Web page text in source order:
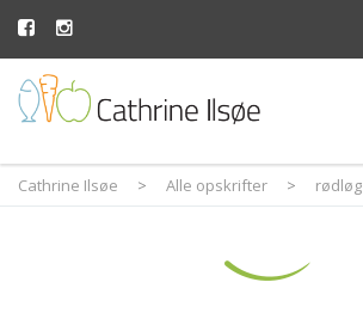
Cathrine Ilsøe > Alle opskrifter > rødløg